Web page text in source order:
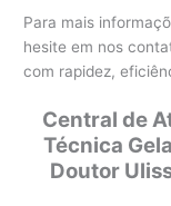
Para mais
hesite em nos
com rapidez,
Central de
Técnica
Doutor